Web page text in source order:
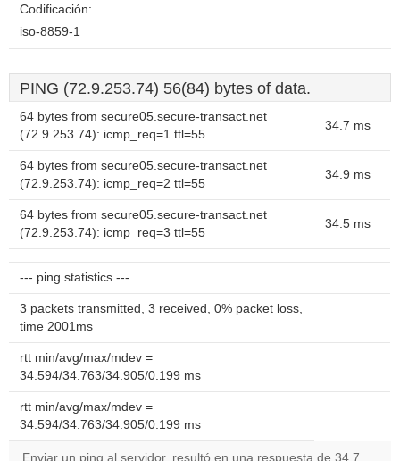
Codificación:
iso-8859-1
PING (72.9.253.74) 56(84) bytes of data.
64 bytes from secure05.secure-transact.net
(72.9.253.74): icmp_req=1 ttl=55
34.7 ms
64 bytes from secure05.secure-transact.net
(72.9.253.74): icmp_req=2 ttl=55
34.9 ms
64 bytes from secure05.secure-transact.net
(72.9.253.74): icmp_req=3 ttl=55
34.5 ms
--- ping statistics ---
3 packets transmitted, 3 received, 0% packet loss,
time 2001ms
rtt min/avg/max/mdev =
34.594/34.763/34.905/0.199 ms
rtt min/avg/max/mdev =
34.594/34.763/34.905/0.199 ms
Enviar un ping al servidor, resultó en una respuesta de 34.7